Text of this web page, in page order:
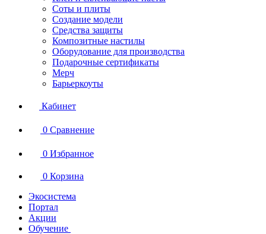
Соты и плиты
Создание модели
Средства защиты
Композитные настилы
Оборудование для производства
Подарочные сертификаты
Мерч
Барьеркоуты
Кабинет
0 Сравнение
0 Избранное
0 Корзина
Экосистема
Портал
Акции
Обучение